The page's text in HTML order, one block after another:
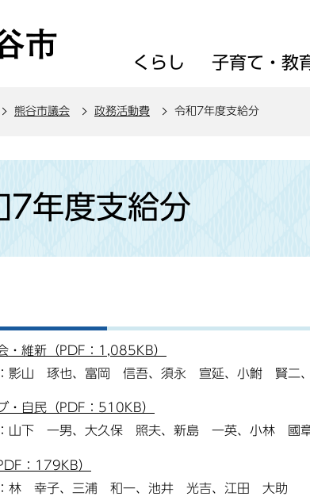
くらし 子育て・教
熊谷市議会 政務活動費 令和7年度支給分
7年度支給分
・維新（PDF：1,085KB）
影山 琢也、富岡 信吾、須永 宣延、小鮒 賢
・自民（PDF：510KB）
山下 一男、大久保 照夫、新島 一英、小林 國
：179KB）
林 幸子、三浦 和一、池井 光吉、江田 大助